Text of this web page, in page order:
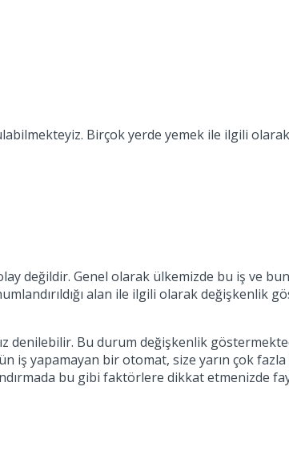
Birçok yerde yemek ile ilgili
değildir. Genel olarak ülkemizde bu iş ve
alan ile ilgili olarak değişkenlik
denilebilir. Bu durum değişkenlik
iş yapamayan bir otomat, size yarın çok
bu gibi faktörlere dikkat etmenizde